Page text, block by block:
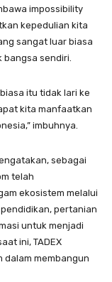
impossibility
kepedulian kita
sangat luar biasa
sendiri.
itu tidak lari ke
kita manfaatkan
imbuhnya.
sebagai
telah
ekosistem melalui
pertanian
untuk menjadi
ini, TADEX
dalam membangun